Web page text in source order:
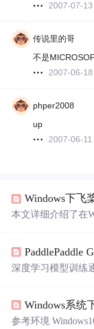
2007-07-13
传说里的哥
不是
2007-06-18
phper2008
up
2007-06-11
Windows下飞
本文详细介绍了在
ePaddle-GPU核心
依赖安装与冲突解
PaddlePaddle
深度学习模型训练
100倍。
的GPU支持，让开
Windows系统
参考环境